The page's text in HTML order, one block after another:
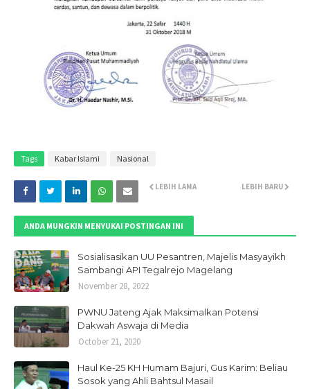
Tags Kabar Islami Nasional
LEBIH BARU
LEBIH LAMA
ANDA MUNGKIN MENYUKAI POSTINGAN INI
Sosialisasikan UU Pesantren, Majelis Masyayikh
Sambangi API Tegalrejo Magelang
November 28, 2022
PWNU Jateng Ajak Maksimalkan Potensi
Dakwah Aswaja di Media
October 21, 2020
Haul Ke-25 KH Humam Bajuri, Gus Karim: Beliau
Sosok yang Ahli Bahtsul Masail